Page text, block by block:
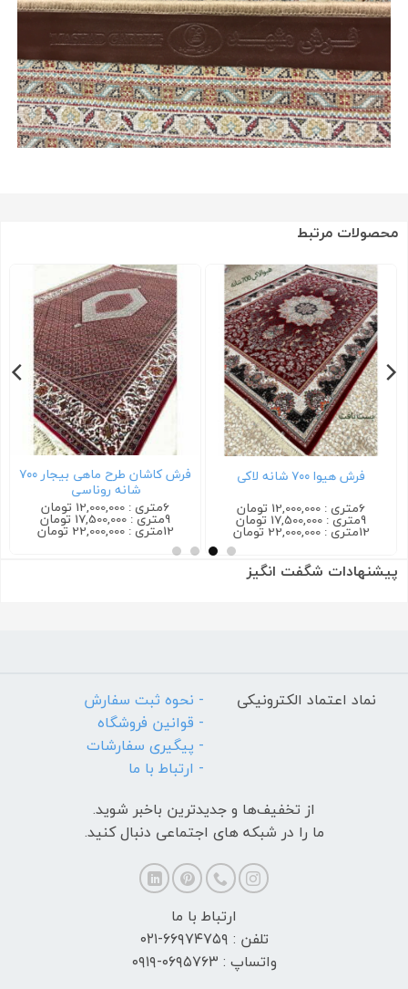
محصولات مرتبط
فرش هیوا ۷۰۰ شانه لاکی
6متری : 12,000,000 تومان
9متری : 17,500,000 تومان
12متری : 22,000,000 تومان
فرش کاشان طرح ماهی بیجار ۷۰۰
شانه روناسی
6متری : 12,000,000 تومان
9متری : 17,500,000 تومان
12متری : 22,000,000 تومان
پیشنهادات شگفت انگیز
نماد اعتماد الکترونیکی
- نحوه ثبت سفارش
- قوانین فروشگاه
- پیگیری سفارشات
- ارتباط با ما
از تخفیف‌ها و جدیدترین‌ باخبر شوید.
ما را در شبکه های اجتماعی دنبال کنید.
ارتباط با ما
تلفن : ۶۶۹۷۴۷۵۹-۰۲۱
واتساپ : ۰۶۹۵۷۶۳-۰۹۱۹